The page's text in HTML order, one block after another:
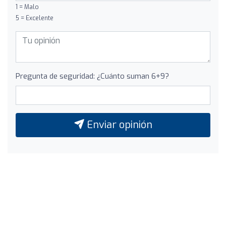
1 = Malo
5 = Excelente
Pregunta de seguridad: ¿Cuánto suman 6+9?
Enviar opinión